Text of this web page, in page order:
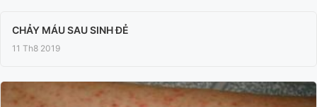
CHẢY MÁU SAU SINH ĐẺ
11 Th8 2019